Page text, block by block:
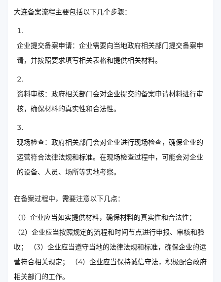
大连备案流程主要包括以下几个步骤：
企业提交备案申请：企业需要向当地政府相关部门提交备案申
请，并按照要求填写相关表格和提供相关材料。
资料审核：政府相关部门会对企业提交的备案申请材料进行审
核，确保材料的真实性和合法性。
现场检查：政府相关部门会对企业进行现场检查，确保企业的
运营符合法律法规和标准。在现场检查过程中，可能会对企业
的设备、人员、场所等实地考察。
在备案过程中，需要注意以下几点：
（1）企业应当如实提供材料，确保材料的真实性和合法性；
（2）企业应当按照规定的流程和时间节点进行申报、审核和验
收； （3）企业应当遵守当地的法律法规和标准，确保企业的运
营符合相关规定； （4）企业应当保持诚信守法，积极配合政府
相关部门的工作。